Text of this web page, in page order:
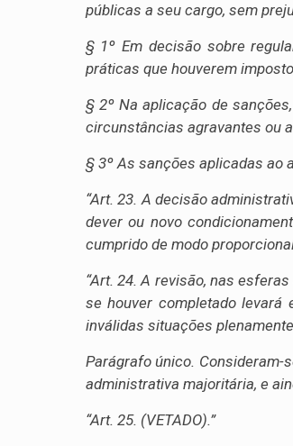
públicas a seu cargo, sem
§ 1º Em decisão sobre
práticas que houverem
§ 2º Na aplicação de
circunstâncias agravantes ou
§ 3º As sanções aplicadas ao
“Art. 23. A decisão
dever ou novo
cumprido de modo
“Art. 24. A revisão, nas
se houver completado levará
inválidas situações
Parágrafo único.
administrativa majoritária, e
“Art. 25. (VETADO).”